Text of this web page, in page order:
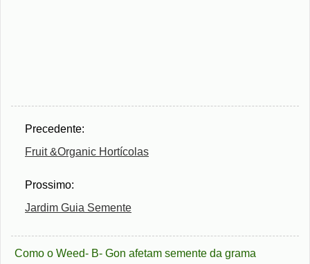
Precedente:
Fruit &Organic Hortícolas
Prossimo:
Jardim Guia Semente
Como o Weed- B- Gon afetam semente da grama